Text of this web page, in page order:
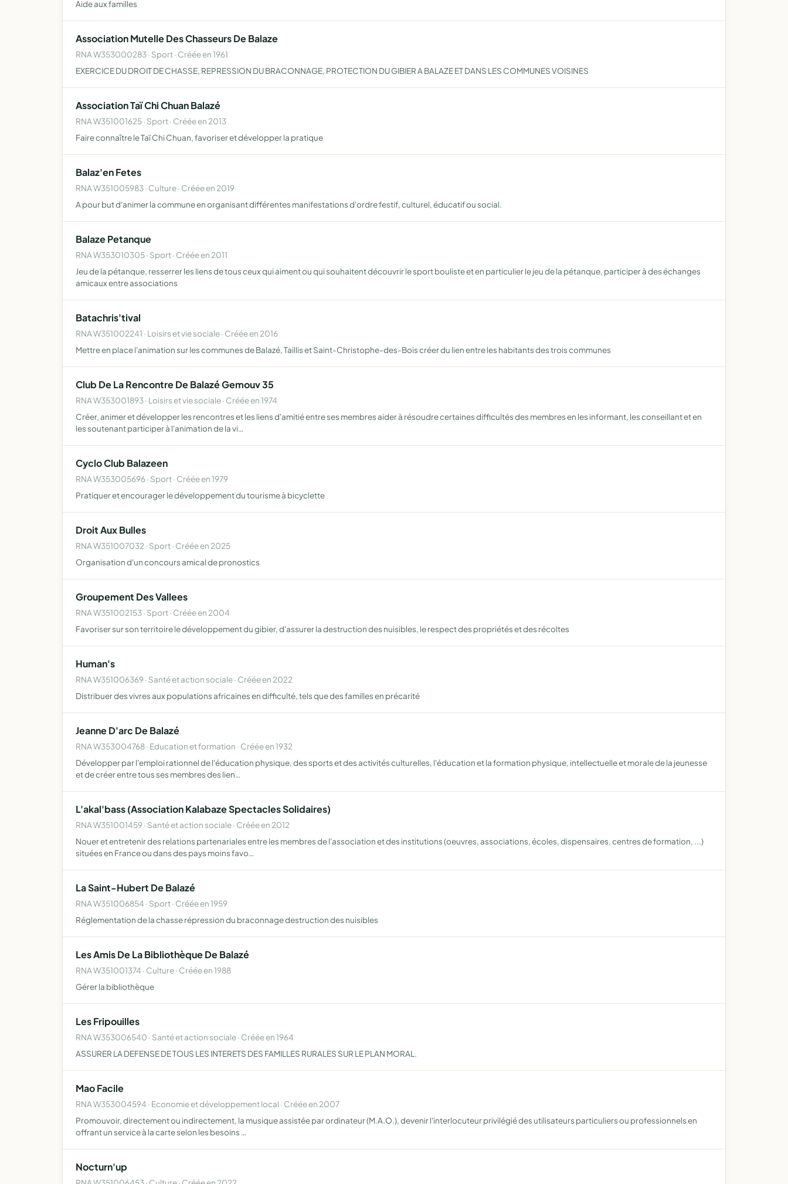
Aide aux familles
Association Mutelle Des Chasseurs De Balaze
RNA W353000283 · Sport · Créée en 1961
EXERCICE DU DROIT DE CHASSE, REPRESSION DU BRACONNAGE, PROTECTION DU GIBIER A BALAZE ET DANS LES COMMUNES VOISINES
Association Taï Chi Chuan Balazé
RNA W351001625 · Sport · Créée en 2013
Faire connaître le Taï Chi Chuan, favoriser et développer la pratique
Balaz'en Fetes
RNA W351005983 · Culture · Créée en 2019
A pour but d'animer la commune en organisant différentes manifestations d'ordre festif, culturel, éducatif ou social.
Balaze Petanque
RNA W353010305 · Sport · Créée en 2011
Jeu de la pétanque, resserrer les liens de tous ceux qui aiment ou qui souhaitent découvrir le sport bouliste et en particulier le jeu de la pétanque, participer à des échanges
amicaux entre associations
Batachris'tival
RNA W351002241 · Loisirs et vie sociale · Créée en 2016
Mettre en place l'animation sur les communes de Balazé, Taillis et Saint-Christophe-des-Bois créer du lien entre les habitants des trois communes
Club De La Rencontre De Balazé Gemouv 35
RNA W353001893 · Loisirs et vie sociale · Créée en 1974
Créer, animer et développer les rencontres et les liens d'amitié entre ses membres aider à résoudre certaines difficultés des membres en les informant, les conseillant et en
les soutenant participer à l'animation de la vi…
Cyclo Club Balazeen
RNA W353005696 · Sport · Créée en 1979
Pratiquer et encourager le développement du tourisme à bicyclette
Droit Aux Bulles
RNA W351007032 · Sport · Créée en 2025
Organisation d'un concours amical de pronostics
Groupement Des Vallees
RNA W351002153 · Sport · Créée en 2004
Favoriser sur son territoire le développement du gibier, d'assurer la destruction des nuisibles, le respect des propriétés et des récoltes
Human's
RNA W351006369 · Santé et action sociale · Créée en 2022
Distribuer des vivres aux populations africaines en difficulté, tels que des familles en précarité
Jeanne D'arc De Balazé
RNA W353004768 · Education et formation · Créée en 1932
Développer par l'emploi rationnel de l'éducation physique, des sports et des activités culturelles, l'éducation et la formation physique, intellectuelle et morale de la jeunesse
et de créer entre tous ses membres des lien…
L'akal'bass (Association Kalabaze Spectacles Solidaires)
RNA W351001459 · Santé et action sociale · Créée en 2012
Nouer et entretenir des relations partenariales entre les membres de l'association et des institutions (oeuvres, associations, écoles, dispensaires, centres de formation, ...)
situées en France ou dans des pays moins favo…
La Saint-Hubert De Balazé
RNA W351006854 · Sport · Créée en 1959
Réglementation de la chasse répression du braconnage destruction des nuisibles
Les Amis De La Bibliothèque De Balazé
RNA W351001374 · Culture · Créée en 1988
Gérer la bibliothèque
Les Fripouilles
RNA W353006540 · Santé et action sociale · Créée en 1964
ASSURER LA DEFENSE DE TOUS LES INTERETS DES FAMILLES RURALES SUR LE PLAN MORAL.
Mao Facile
RNA W353004594 · Economie et développement local · Créée en 2007
Promouvoir, directement ou indirectement, la musique assistée par ordinateur (M.A.O.), devenir l'interlocuteur privilégié des utilisateurs particuliers ou professionnels en
offrant un service à la carte selon les besoins …
Nocturn'up